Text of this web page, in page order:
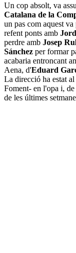
Un cop absolt, va
Catalana de la
un pas com aquest
refent ponts amb
perdre amb Josep
Sánchez per formar
acabaria entroncant
Aena, d'Eduard
La direcció ha estat
Foment- en l'opa i,
de les últimes